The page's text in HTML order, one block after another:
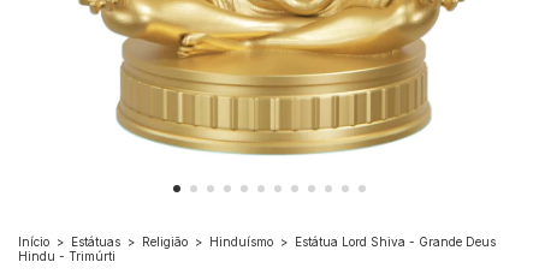
Início > Estátuas > Religião > Hinduísmo > Estátua Lord Shiva - Grande Deus
Hindu - Trimúrti